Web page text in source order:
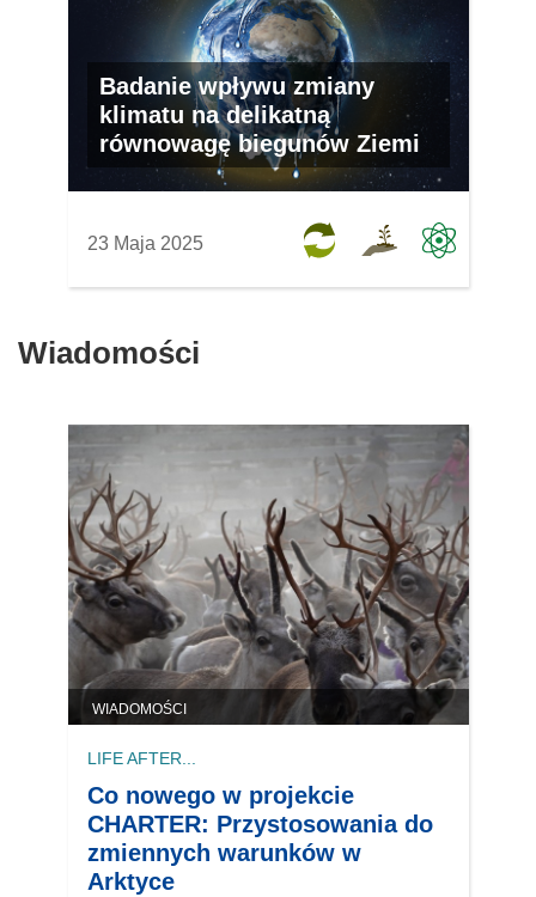
Badanie wpływu zmiany
klimatu na delikatną
równowagę biegunów Ziemi
23 Maja 2025
Wiadomości
WIADOMOŚCI
LIFE AFTER...
Co nowego w projekcie
CHARTER: Przystosowania do
zmiennych warunków w
Arktyce